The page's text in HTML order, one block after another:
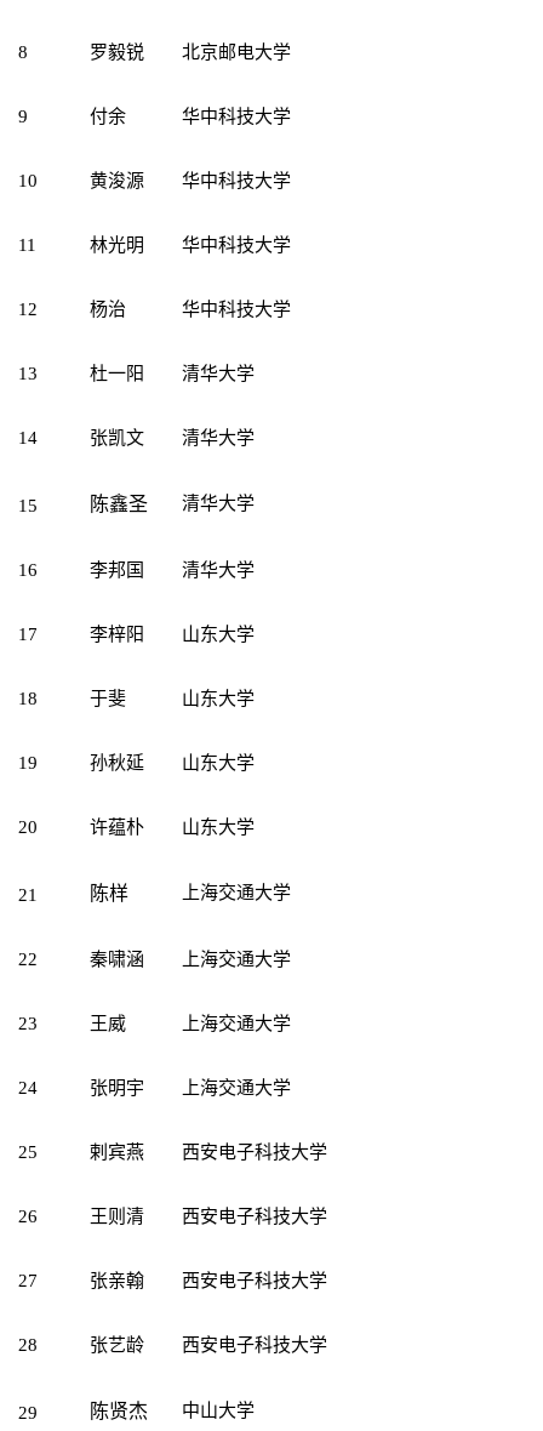
8 罗毅锐 北京邮电大学
9 付余 华中科技大学
10 黄浚源 华中科技大学
11 林光明 华中科技大学
12 杨治 华中科技大学
13 杜一阳 清华大学
14 张凯文 清华大学
15 陈鑫圣 清华大学
16 李邦国 清华大学
17 李梓阳 山东大学
18 于斐 山东大学
19 孙秋延 山东大学
20 许蕴朴 山东大学
21 陈样 上海交通大学
22 秦啸涵 上海交通大学
23 王威 上海交通大学
24 张明宇 上海交通大学
25 剌宾燕 西安电子科技大学
26 王则清 西安电子科技大学
27 张亲翰 西安电子科技大学
28 张艺龄 西安电子科技大学
29 陈贤杰 中山大学